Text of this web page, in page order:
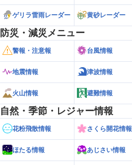
ゲリラ雷雨レーダー 黄砂レーダー
防災・減災メニュー
警報・注意報 台風情報
地震情報 津波情報
火山情報 避難情報
自然・季節・レジャー情報
花粉飛散情報 さくら開花情報
ほたる情報 あじさい情報